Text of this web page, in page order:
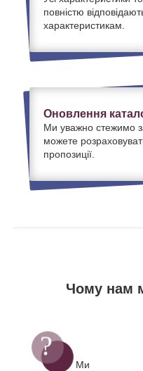
повністю
характеристикам.
Оновлення
Ми уважно стежимо
можете
пропозиції.
Чому нам
Ми